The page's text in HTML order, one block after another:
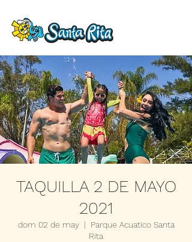
TAQUILLA 2 DE MAYO
2021
dom 02 de may
  |
Parque Acuatico Santa
Rita